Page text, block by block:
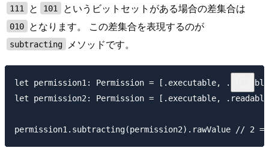
111 と 101 というビットセットがある場合の差集合は
010 となります。 この差集合を表現するのが
subtracting メソッドです。
let permission1: Permission = [.executable,
let permission2: Permission = [.executable,